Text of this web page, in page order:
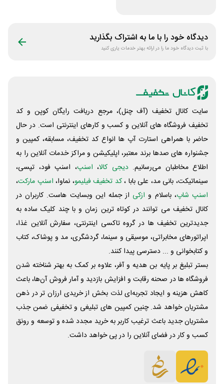
دیدگاه خود را با ما به اشتراک بگذارید
با ثبت دیدگاه خود ما را در ارائه بهتر خدمات یاری کنید
سایت کانال تخفیف (آف چنل)، مرجع دریافت رایگان کوپن و کد
تخفیف فروشگاه های آنلاین و کسب و‌ کارهای اینترنتی است. در حال
حاضر با همراهی استارت آپ ها انواع کد تخفیف، مسابقه، کمپین و
جشنواره های صدها برند معتبر، اپلیکیشن و مراکز خدمات آنلاین را به
اطلاع مخاطبان می‌رسانیم. دیجی کالا، اسنپ، اسنپ فود، تپسی،
سینماتیکت، بانی مد، علی‌ بابا ،کد تخفیف فیلیمو، نماوا، اسنپ مارکت،
اسنپ شاپ، باسلام و ازکی از جمله این وبسایت ‌هاست. کاربران در
کانال تخفیف می توانند در کوتاه ترین زمان و با چند کلیک ساده به
جدیدترین تخفیف ها در گروه تاکسی اینترنتی، سفارش آنلاین غذا،
اپراتورهای مخابراتی، موسیقی و سینما، گردشگری، مد و پوشاک، کتاب
و کتابخوانی و ... دسترسی پیدا کنند.
بستر تبلیغ بر پایه بن هدیه و آفر، علاوه بر کمک به بهتر شناخته شدن
فروشگاه ها در صحنه رقابت و افزایش بازدید و آمار فروش آن‌ها، باعث
کاهش هزینه و ایجاد تجربه‌ای لذت بخش از خریدی ارزان تر در ذهن
مشتریان خواهد شد. چنین کمپین های تبلیغی و تخفیفی ضمن جذب
مشتریان جدید باعث ترغیب کاربر به خرید مجدد شده و توسعه و رونق
کسب و کار در فضای آنلاین را در پی خواهد داشت.